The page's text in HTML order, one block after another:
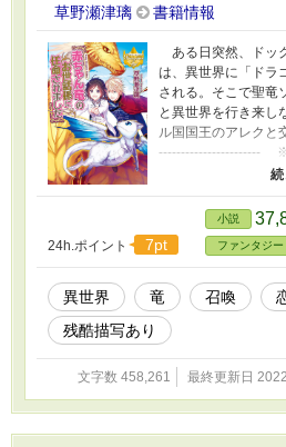
草野瀬津璃 書籍情報
ある日突然、ドッ
は、異世界に「ドラ
される。そこで聖竜
と異世界を行き来し
ル国国王のアレ
----------------------- ※
の続編です。 詳細
本の目次や人物紹介
ください。 ※また
は決定稿ではないの
る場合があります
----------------------- ―
編」あらすじ：―
た結衣は、リヴィド
れていることを知る
地から領主が集まる
て挨拶に出ること
用人として紛れ込ん
24h.ポイント 7pt
小説
ファンタジー
異世界 竜 召喚
残酷描写あり
文字数 458,261 最終更新日